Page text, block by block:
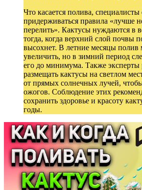
Что касается полива, специалисты
придерживаться правила «лучше
перелить». Кактусы нуждаются в
тогда, когда верхний слой почвы
высохнет. В летние месяцы
увеличить, но в зимний период
его до минимума. Также эксперты
размещать кактусы на светлом
от прямых солнечных лучей,
ожогов. Соблюдение этих
сохранить здоровье и красоту
годы.